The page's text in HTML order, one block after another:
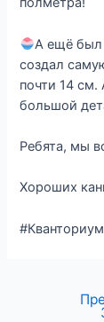
А ещё был
создал
почти 14
большой
Ребята, мы
Хороших